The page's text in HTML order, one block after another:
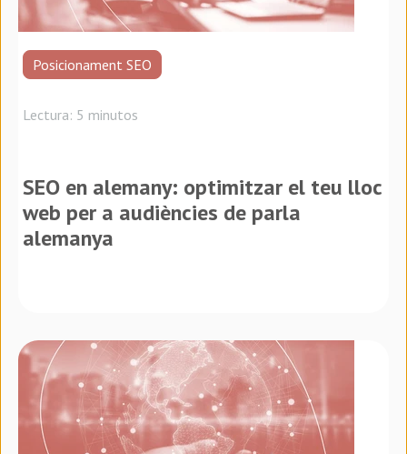
Posicionament SEO
Lectura: 5 minutos
SEO en alemany: optimitzar el teu lloc
web per a audiències de parla
alemanya